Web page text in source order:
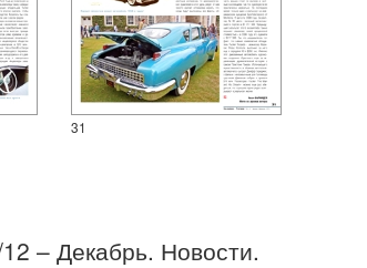
31
– Декабрь. Новости.